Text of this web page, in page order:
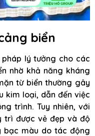
biển
lý tưởng cho các
nhờ khả năng kháng
từ biển thường gây
kim loại, dẫn đến việc
trình. Tuy nhiên, với
trì được vẻ đẹp và độ
bạc màu do tác động